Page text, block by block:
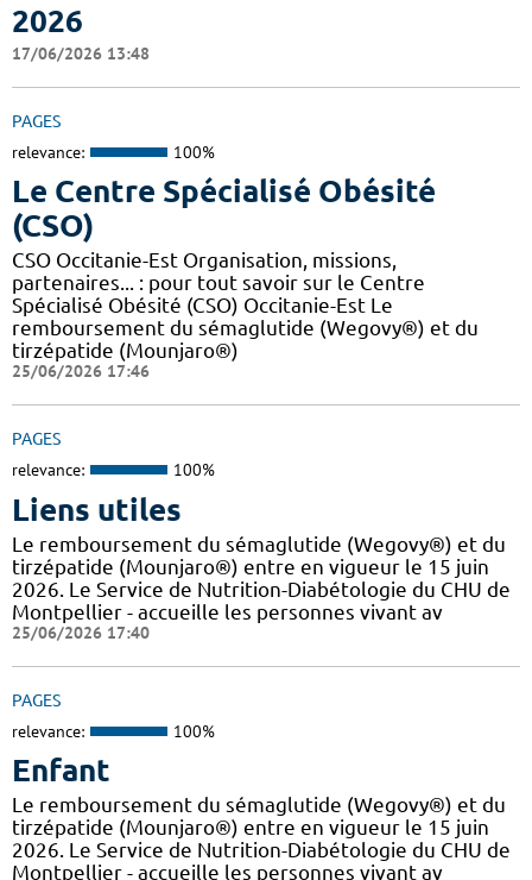
2026
17/06/2026 13:48
PAGES
relevance: 100%
Le Centre Spécialisé Obésité
(CSO)
CSO Occitanie-Est Organisation, missions,
partenaires... : pour tout savoir sur le Centre
Spécialisé Obésité (CSO) Occitanie-Est Le
remboursement du sémaglutide (Wegovy®) et du
tirzépatide (Mounjaro®)
25/06/2026 17:46
PAGES
relevance: 100%
Liens utiles
Le remboursement du sémaglutide (Wegovy®) et du
tirzépatide (Mounjaro®) entre en vigueur le 15 juin
2026. Le Service de Nutrition-Diabétologie du CHU de
Montpellier - accueille les personnes vivant av
25/06/2026 17:40
PAGES
relevance: 100%
Enfant
Le remboursement du sémaglutide (Wegovy®) et du
tirzépatide (Mounjaro®) entre en vigueur le 15 juin
2026. Le Service de Nutrition-Diabétologie du CHU de
Montpellier - accueille les personnes vivant av